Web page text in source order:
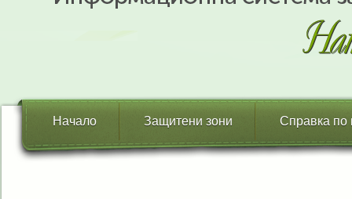
Начало Защитени зони Справка по